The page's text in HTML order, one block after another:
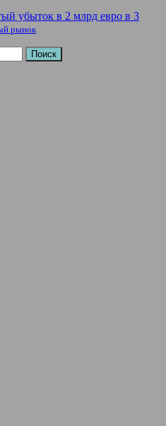
убыток в 2 млрд евро в 3
рынок